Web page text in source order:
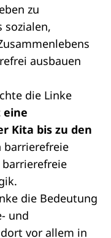
zu
sozialen,
ausbauen
die Linke
eine
Kita bis zu den
barrierefreie
barrierefreie
die Bedeutung
und
vor allem in